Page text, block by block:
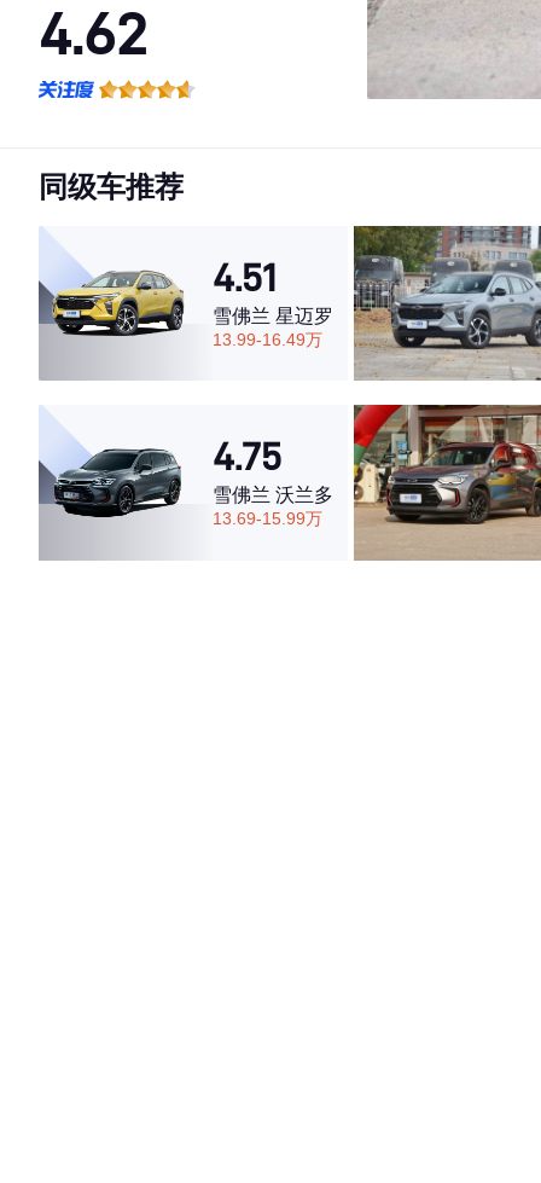
4.62
·空间表现较为优秀，优于57%同级车
同级车推荐
4.51
雪佛兰 星迈罗
13.99-16.49万
4.75
雪佛兰 沃兰多
13.69-15.99万